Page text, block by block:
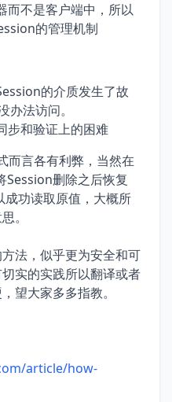
而不是客户端中，所以
的管理机制
的介质发生了故
法访问。
步和验证上的困难
而言各有利弊，当然在
Session删除之后恢复
功读取原值，大概所
。
法，似乎更为安全和可
实的实践所以翻译或者
望大家多多指教。
article/how-